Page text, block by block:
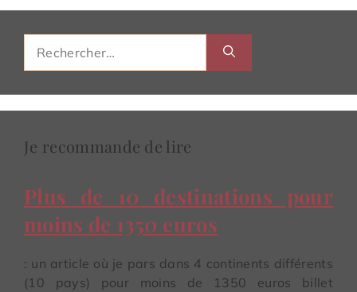
Je recommande de lire
Plus de 10 destinations pour
moins de 1350 euros
: un article où je pars dans 4 continents différents
(10 pays) pour moins de 1350 euros billet